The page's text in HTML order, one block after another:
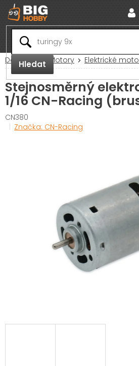
Přejít
na
obsah
Hledat
Domů RC Motory Elektrické
Stejnosměrný
1/16 CN-Racing
CN380
Značka: CN-Racing